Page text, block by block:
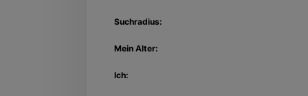
Suchradius:
Mein Alter:
Ich: